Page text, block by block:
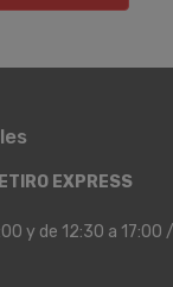
EXPRESS
y de 12:30 a 17:00